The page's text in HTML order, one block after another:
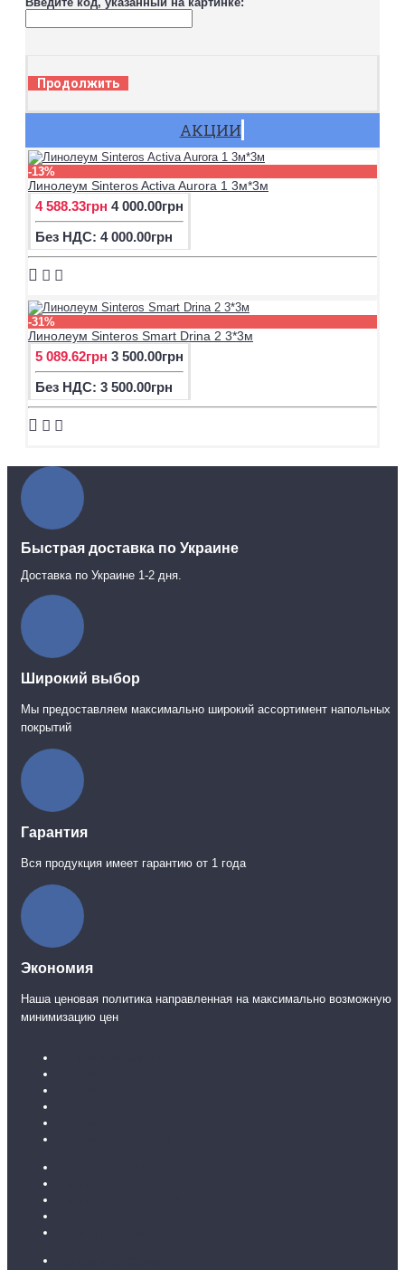
Продолжить
АКЦИИ
-13%
Линолеум Sinteros Activa Aurora 1 3м*3м
4 588.33грн 4 000.00грн
Без НДС: 4 000.00грн
-31%
Линолеум Sinteros Smart Drina 2 3*3м
5 089.62грн 3 500.00грн
Без НДС: 3 500.00грн
Быстрая доставка по Украине
Доставка по Украине 1-2 дня.
Широкий выбор
Мы предоставляем максимально широкий ассортимент напольных
покрытий
Гарантия
Вся продукция имеет гарантию от 1 года
Экономия
Наша ценовая политика направленная на максимально возможную
минимизацию цен